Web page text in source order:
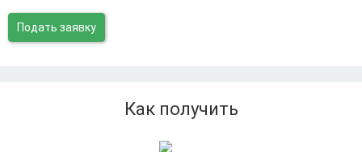
Подать заявку
Как получить